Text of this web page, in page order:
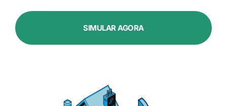
SIMULAR AGORA